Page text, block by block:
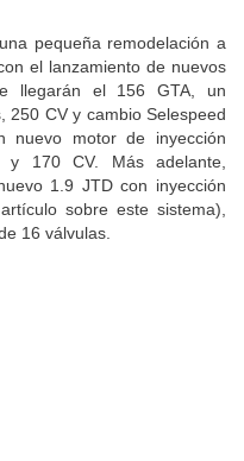
pequeña remodelación a
el lanzamiento de nuevos
llegarán el 156 GTA, un
250 CV y cambio Selespeed
nuevo motor de inyección
170 CV. Más adelante,
1.9 JTD con inyección
sobre este sistema),
16 válvulas.